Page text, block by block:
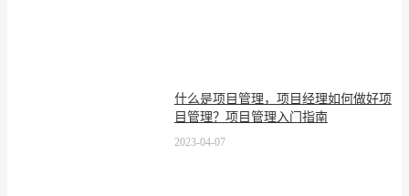
什么是项目管理，项目经理如何做好项
目管理？项目管理入门指南
2023-04-07